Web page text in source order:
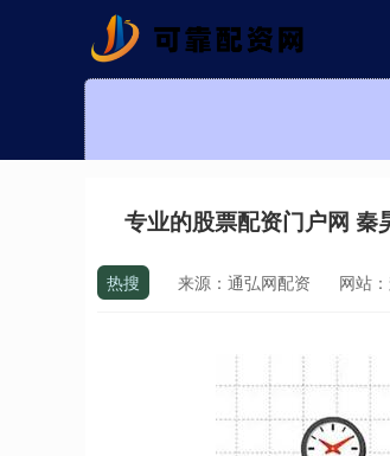
专业的股票配资门户网
热搜 来源：通弘网配资 网站